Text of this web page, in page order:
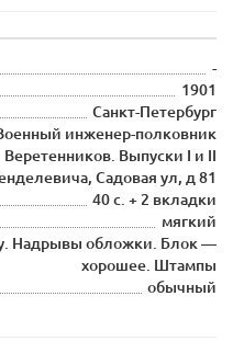
-
1901
Санкт-Петербург
инженер-полковник
Веретенников. Выпуски I и II
Садовая ул, д 81
40 с. + 2 вкладки
мягкий
Надрывы обложки. Блок —
хорошее. Штампы
обычный